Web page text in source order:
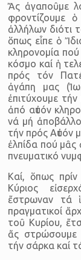
Ἄς ἀγαποῦμε
φροντίζουμε
ἀλλήλων διότι
ὅπως εἶπε ὁ
κληρονομία
κόσμο καί ἡ
πρός τόν
ἀγάπη μας
ἐπιτύχουμε
ἀπό αὐτόν
νά μή
τήν πρός Αὐτόν
ἐλπίδα πού μᾶς
πνευματικό
Καί, ὅπως
Κύριος
ἔστρωναν τά
πραγματικοί
τοῦ Κυρίου,
ἄς στρώσουμε
τήν σάρκα καί